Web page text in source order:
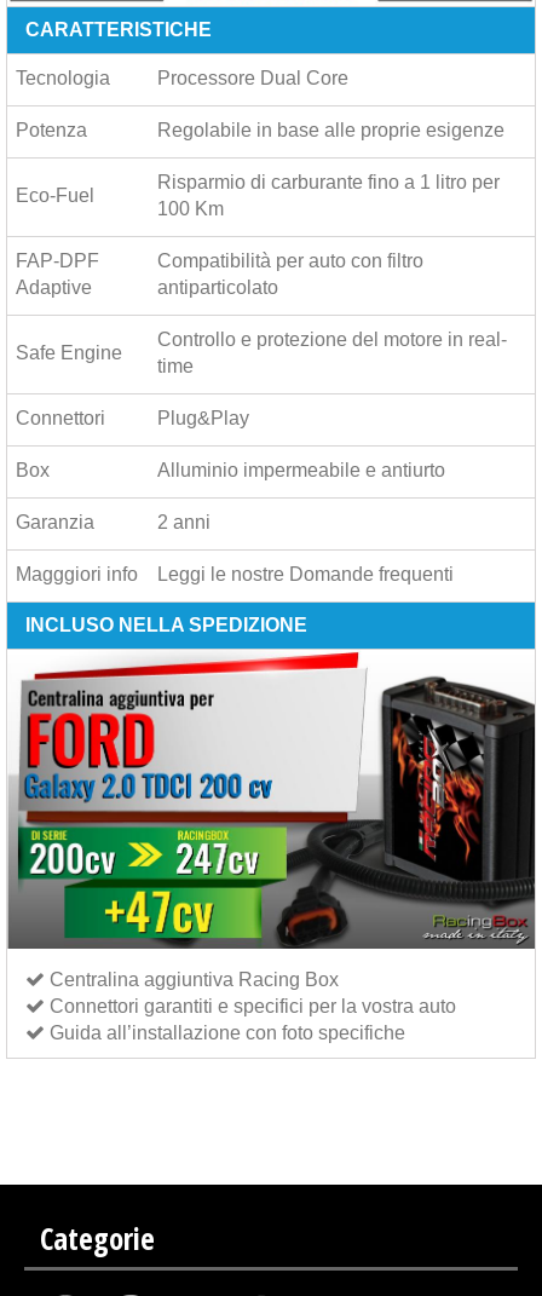
CARATTERISTICHE
Tecnologia Processore Dual Core
Potenza Regolabile in base alle proprie esigenze
Eco-Fuel
Risparmio di carburante fino a 1 litro per
100 Km
FAP-DPF
Adaptive
Compatibilità per auto con filtro
antiparticolato
Safe Engine
Controllo e protezione del motore in real-
time
Connettori Plug&Play
Box Alluminio impermeabile e antiurto
Garanzia 2 anni
Magggiori info Leggi le nostre Domande frequenti
INCLUSO NELLA SPEDIZIONE
Centralina aggiuntiva Racing Box
Connettori garantiti e specifici per la vostra auto
Guida all’installazione con foto specifiche
Categorie